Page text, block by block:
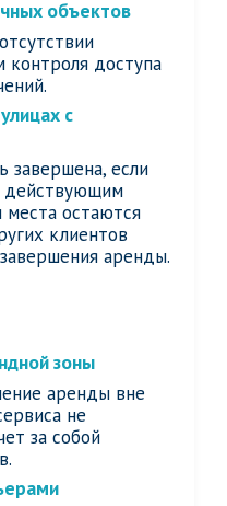
объектов
контроля доступа
с
если
действующим
остаются
клиентов
аренды.
зоны
аренды вне
не
за собой